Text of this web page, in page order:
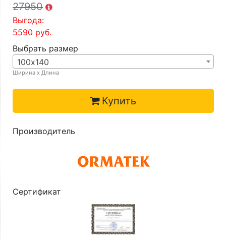
27950
Выгода:
5590 руб.
Выбрать размер
100х140
Ширина х Длина
Купить
Производитель
Сертификат